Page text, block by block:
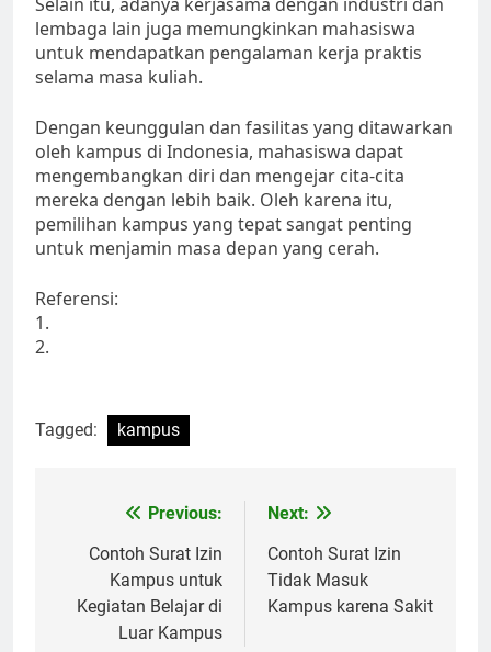
lembaga lain juga memungkinkan mahasiswa
untuk mendapatkan pengalaman kerja praktis
selama masa kuliah.
Dengan keunggulan dan fasilitas yang ditawarkan
oleh kampus di Indonesia, mahasiswa dapat
mengembangkan diri dan mengejar cita-cita
mereka dengan lebih baik. Oleh karena itu,
pemilihan kampus yang tepat sangat penting
untuk menjamin masa depan yang cerah.
Referensi:
1.
2.
Tagged: kampus
navigation
Previous:
Contoh Surat Izin
Kampus untuk
Kegiatan Belajar di
Luar Kampus
Next:
Contoh Surat Izin
Tidak Masuk
Kampus karena Sakit